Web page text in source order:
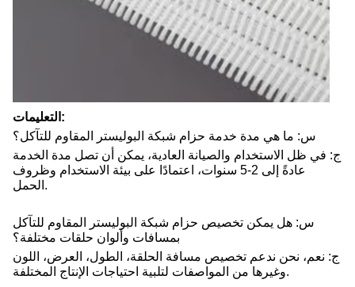
التعليمات:
س: ما هي مدة خدمة حزام شبكة البوليستر المقاوم للتآكل؟
ج: في ظل الاستخدام والصيانة العادية، يمكن أن تصل مدة الخدمة
عادةً إلى 2-5 سنوات، اعتمادًا على بيئة الاستخدام وظروف
الحمل.
س: هل يمكن تخصيص حزام شبكة البوليستر المقاوم للتآكل
بمسافات وألوان حلقات مختلفة؟
ج: نعم، نحن ندعم تخصيص مسافة الحلقة، الطول، العرض، اللون
وغيرها من المواصفات لتلبية احتياجات الإنتاج المختلفة.